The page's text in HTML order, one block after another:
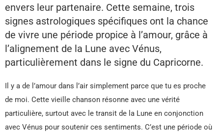
envers leur partenaire. Cette semaine, trois
signes astrologiques spécifiques ont la chance
de vivre une période propice à l’amour, grâce à
l’alignement de la Lune avec Vénus,
particulièrement dans le signe du Capricorne.
Il y a de l’amour dans l’air simplement parce que tu es proche
de moi. Cette vieille chanson résonne avec une vérité
particulière, surtout avec le transit de la Lune en conjonction
avec Vénus pour soutenir ces sentiments. C’est une période où